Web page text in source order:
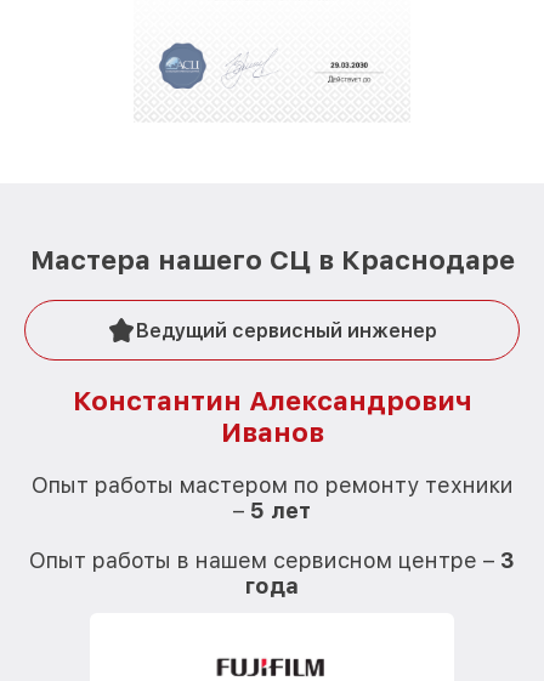
Мастера нашего СЦ в Краснодаре
Ведущий сервисный инженер
Константин Александрович
Иванов
Опыт работы мастером по ремонту техники
– 5 лет
Опыт работы в нашем сервисном центре – 3
года